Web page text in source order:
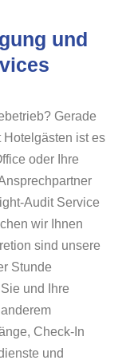
und
Gerade
Hotelgästen ist es
oder Ihre
Audit Service
wir Ihnen
sind unsere
Stunde
und Ihre
Check-In
und